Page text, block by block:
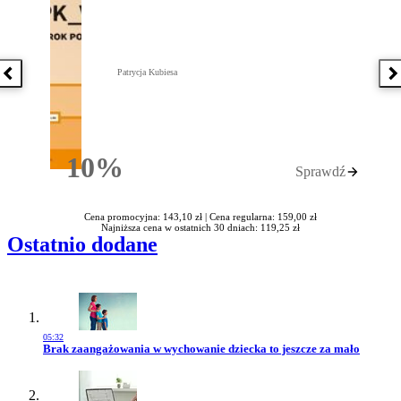
Poprzednia książka
10%Rabatu
Patrycja Kubiesa
Sprawdź
Cena promocyjna: 143,10 zł | Cena regularna: 159,00 zł
Najniższa cena w ostatnich 30 dniach: 119,25 zł
Ostatnio dodane
05:32
Przejdź do artykułu:
Brak zaangażowania w wychowanie dziecka to jeszcze za mało